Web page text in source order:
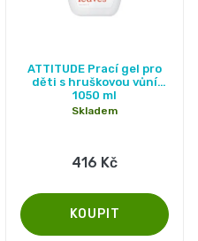
ATTITUDE Prací gel pro
děti s hruškovou vůní
1050 ml
hodnocení
produktu
hvězdiček.
Skladem
416 Kč